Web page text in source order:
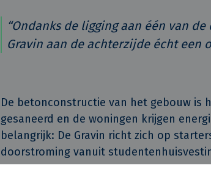
“Ondanks de ligging aan één van
Gravin aan de achterzijde écht een
De betonconstructie van het gebouw is
gesaneerd en de woningen krijgen
belangrijk: De Gravin richt zich op
doorstroming vanuit